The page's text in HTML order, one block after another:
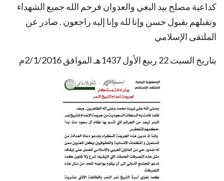
كداعية مصلح بيد البغي والعدوان فرحم الله جميع الشهداء
وتقبلهم بقبول حسن وإنا لله وإنا إليه راجعون . صادر عن
الملتقى الإسلامي
بتاريخ السبت 22 ربيع الأول 1437هـ الموافق 2/1/2016م